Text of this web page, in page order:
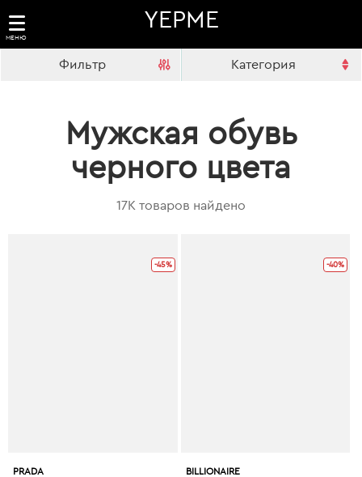
МЕНЮ
YEPME
Фильтр Категория
Мужская обувь
черного цвета
17K товаров найдено
-45%
PRADA
-40%
BILLIONAIRE